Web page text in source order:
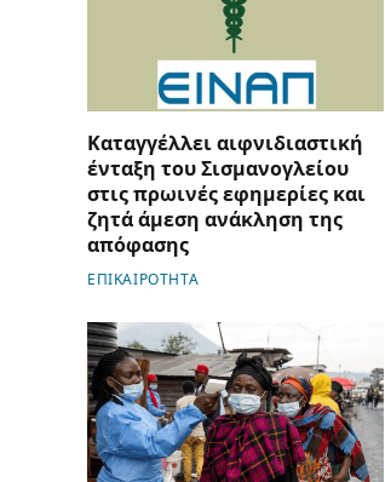
Καταγγέλλει αιφνιδιαστική
ένταξη του Σισμανογλείου
στις πρωινές εφημερίες και
ζητά άμεση ανάκληση της
απόφασης
ΕΠΙΚΑΙΡΟΤΗΤΑ